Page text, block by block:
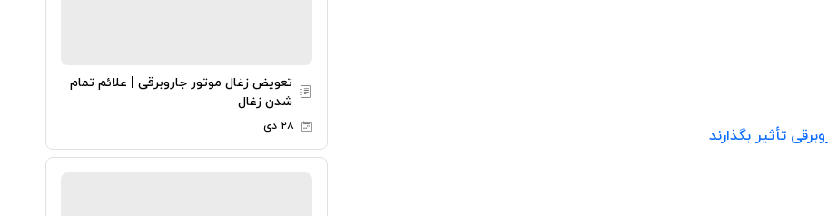
تأثیر بگذارند
تعویض زغال موتور جاروبرقی | علائم تمام
شدن زغال
۲۸ دی